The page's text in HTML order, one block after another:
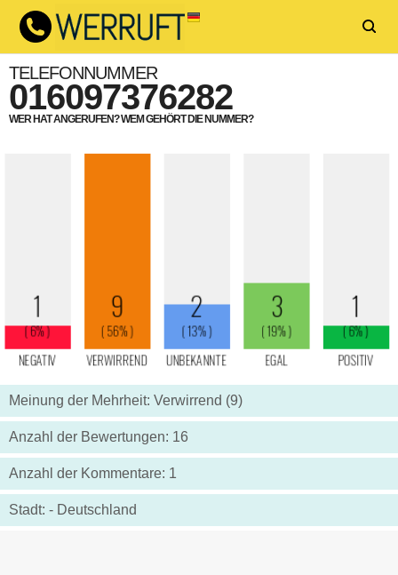
TELEFONNUMMER
016097376282
WER HAT ANGERUFEN? WEM GEHÖRT DIE NUMMER?
Meinung der Mehrheit: Verwirrend (9)
Anzahl der Bewertungen: 16
Anzahl der Kommentare: 1
Stadt: - Deutschland